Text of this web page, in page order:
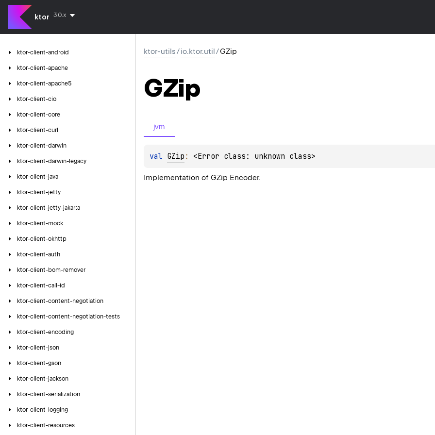
ktor 3.0.x
ktor-client-android
ktor-client-apache
ktor-client-apache5
ktor-client-cio
ktor-client-core
ktor-client-curl
ktor-client-darwin
ktor-client-darwin-legacy
ktor-client-java
ktor-client-jetty
ktor-client-jetty-jakarta
ktor-client-mock
ktor-client-okhttp
ktor-client-auth
ktor-client-bom-remover
ktor-client-call-id
ktor-client-content-negotiation
ktor-client-content-negotiation-tests
ktor-client-encoding
ktor-client-json
ktor-client-gson
ktor-client-jackson
ktor-client-serialization
ktor-client-logging
ktor-client-resources
ktor-utils/io.ktor.util/GZip
GZip
jvm
val GZip : <Error class: unknown class>
Implementation of GZip Encoder.